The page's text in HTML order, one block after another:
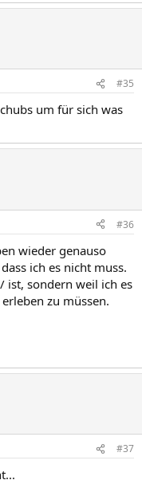
#35
um für sich was
#36
wieder genauso
ich es nicht muss.
ist, sondern weil ich es
zu müssen.
#37